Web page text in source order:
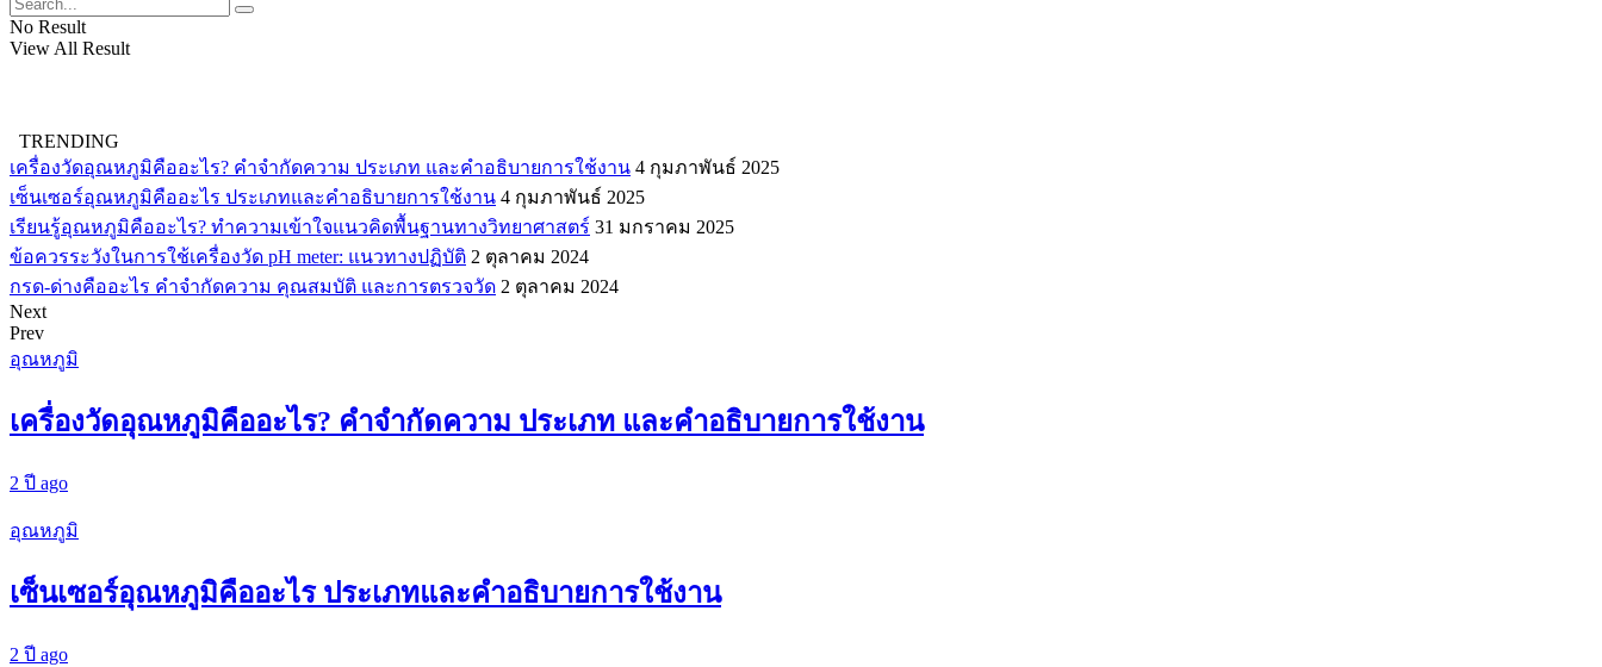
No Result
View All Result
TRENDING
เครื่องวัดอุณหภูมิคืออะไร? คำจำกัดความ ประเภท และคำอธิบายการใช้งาน 4 กุมภาพันธ์ 2025
เซ็นเซอร์อุณหภูมิคืออะไร ประเภทและคำอธิบายการใช้งาน 4 กุมภาพันธ์ 2025
เรียนรู้อุณหภูมิคืออะไร? ทำความเข้าใจแนวคิดพื้นฐานทางวิทยาศาสตร์ 31 มกราคม 2025
ข้อควรระวังในการใช้เครื่องวัด pH meter: แนวทางปฏิบัติ 2 ตุลาคม 2024
กรด-ด่างคืออะไร คำจำกัดความ คุณสมบัติ และการตรวจวัด 2 ตุลาคม 2024
Next
Prev
อุณหภูมิ
เครื่องวัดอุณหภูมิคืออะไร? คำจำกัดความ ประเภท และคำอธิบายการใช้งาน
2 ปี ago
อุณหภูมิ
เซ็นเซอร์อุณหภูมิคืออะไร ประเภทและคำอธิบายการใช้งาน
2 ปี ago